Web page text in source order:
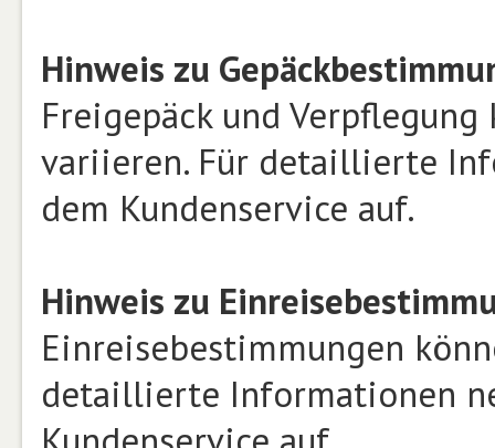
Hinweis zu
Freigepäck und
variieren. Für detaillierte
dem Kundenservice auf.
Hinweis zu
Einreisebestimmungen
detaillierte Informationen